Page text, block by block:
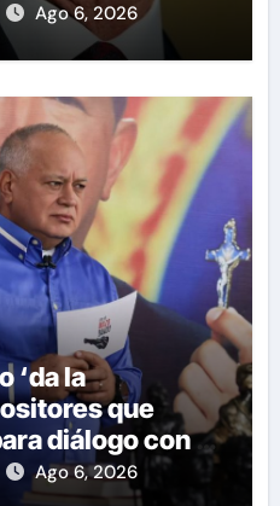
Ago 6, 2026
‘da la
que
diálogo con el
Ago 6, 2026